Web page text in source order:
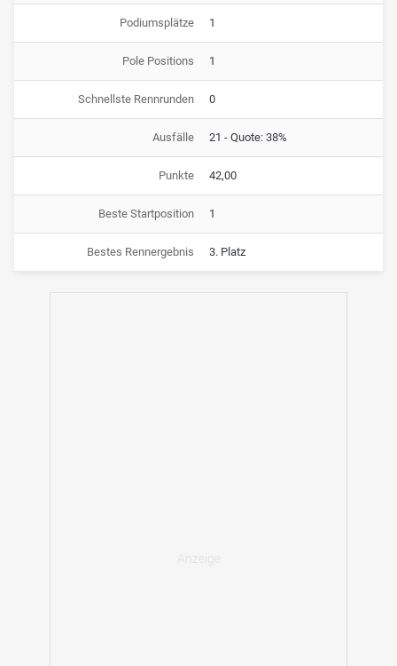
Podiumsplätze 1
Pole Positions 1
Schnellste Rennrunden 0
Ausfälle 21 - Quote: 38%
Punkte 42,00
Beste Startposition 1
Bestes Rennergebnis 3. Platz